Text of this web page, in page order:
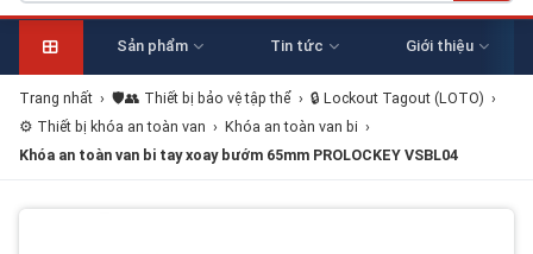
Sản phẩm Tin tức Giới thiệu
Trang nhất › 🛡️👥 Thiết bị bảo vệ tập thể › 🔒 Lockout Tagout (LOTO) ›
⚙️ Thiết bị khóa an toàn van › Khóa an toàn van bi ›
Khóa an toàn van bi tay xoay bướm 65mm PROLOCKEY VSBL04